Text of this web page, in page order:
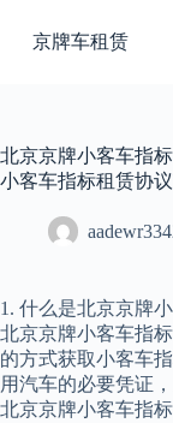
过
京牌车租赁
北京京牌小客车指
小客车指标租赁协
1. 什么是北京京牌
北京京牌小客车指
的方式获取小客车
用汽车的必要凭证
北京京牌小客车指